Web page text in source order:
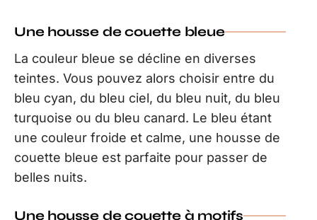
Une housse de couette bleue
La couleur bleue se décline en diverses
teintes. Vous pouvez alors choisir entre du
bleu cyan, du bleu ciel, du bleu nuit, du bleu
turquoise ou du bleu canard. Le bleu étant
une couleur froide et calme, une housse de
couette bleue est parfaite pour passer de
belles nuits.
Une housse de couette à motifs